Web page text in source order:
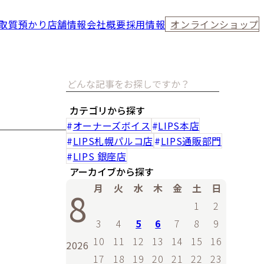
質預かり 店舗情報会社概要採用情報 オンラインショップ
カテゴリから探す
オーナーズボイス
LIPS本店
LIPS札幌パルコ店
LIPS通販部門
LIPS 銀座店
アーカイブから探す
8
2026
月 火 水 木 金 土
日
1
2
3
4 5 6 7 8
9
10
11 12 13 14 15
16
17
18 19 20 21 22
23